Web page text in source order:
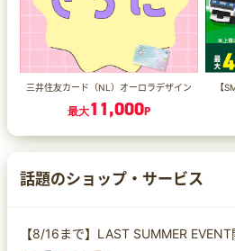
三井住友カード（NL）オーロラデザイン
最大11,000P
【
話題のショップ・サービス
【8/16まで】LAST SUMMER EVENT